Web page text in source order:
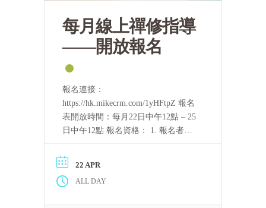
每月線上禪修指導
——開放報名
報名連接：
https://hk.mikecrm.com/1yHFtpZ 報名
表開放時間：每月22日中午12點 – 25
日中午12點 報名資格： 1. 報名者需
「泰國四念處禪修課程」的音頻，或
只要可以滿足上述條件，每一位修
22 APR
ALL DAY